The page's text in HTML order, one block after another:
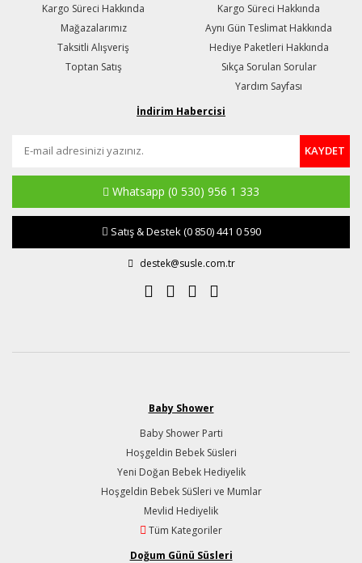
Kargo Süreci Hakkında
Mağazalarımız
Taksitli Alışveriş
Toptan Satış
Kargo Süreci Hakkında
Aynı Gün Teslimat Hakkında
Hediye Paketleri Hakkında
Sıkça Sorulan Sorular
Yardım Sayfası
İndirim Habercisi
KAYDET
Whatsapp (0 530) 956 1 333
Satış & Destek(0 850) 441 0 590
destek@susle.com.tr
Baby Shower
Baby Shower Parti
Hoşgeldin Bebek Süsleri
Yeni Doğan Bebek Hediyelik
Hoşgeldin Bebek SüSleri ve Mumlar
Mevlid Hediyelik
Tüm Kategoriler
Doğum Günü Süsleri